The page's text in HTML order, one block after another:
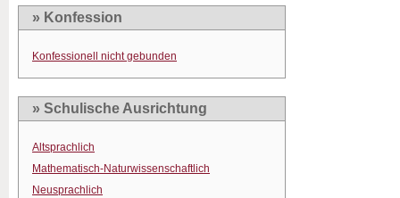
» Konfession
Konfessionell nicht gebunden
» Schulische Ausrichtung
Altsprachlich
Mathematisch-Naturwissenschaftlich
Neusprachlich